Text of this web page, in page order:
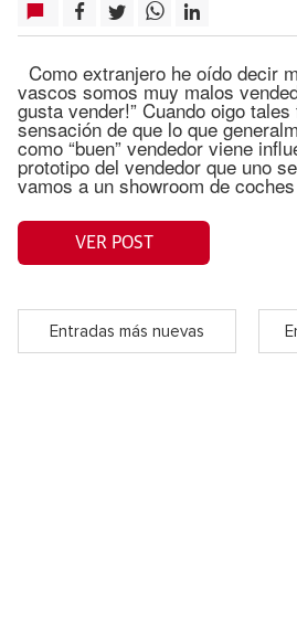
Como extranjero he oído decir
vascos somos muy malos
gusta vender!” Cuando oigo
sensación de que lo que
como “buen” vendedor viene
prototipo del vendedor que uno
vamos a un showroom de
VER POST
Entradas más nuevas